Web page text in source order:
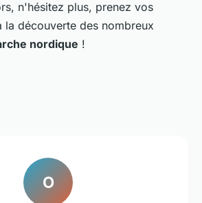
n'hésitez plus, prenez vos
la découverte des nombreux
nordique !
O